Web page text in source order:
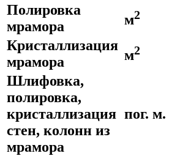
Полировка
мрамора
м2
Кристаллизация
мрамора
м2
Шлифовка,
полировка,
кристаллизация
стен, колонн из
мрамора
пог. м.